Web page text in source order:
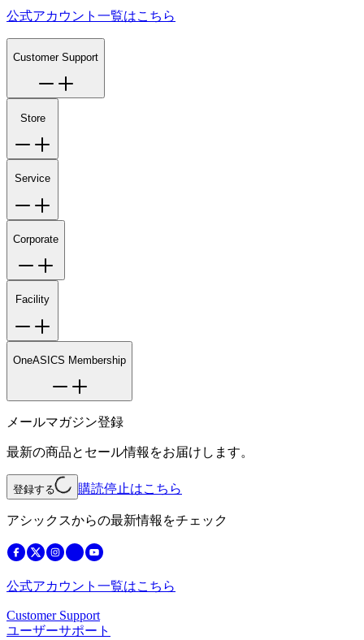
公式アカウント一覧はこちら
Customer Support
Store
Service
Corporate
Facility
OneASICS Membership
メールマガジン登録
最新の商品とセール情報をお届けします。
登録する 購読停止はこちら
アシックスからの最新情報をチェック
公式アカウント一覧はこちら
Customer Support
ユーザーサポート